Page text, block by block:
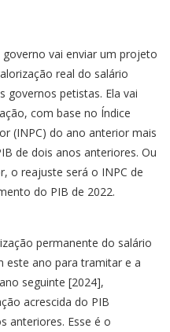
vai enviar um projeto
real do salário
governos petistas. Ela vai
com base no Índice
(INPC) do ano anterior mais
de dois anos anteriores. Ou
o reajuste será o INPC de
do PIB de 2022.
permanente do salário
este ano para tramitar e a
seguinte [2024],
acrescida do PIB
anteriores. Esse é o